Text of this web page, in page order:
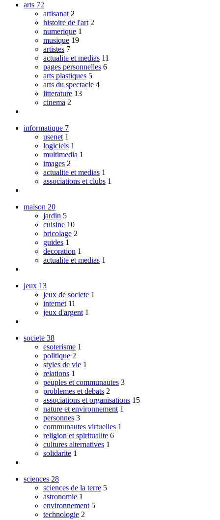
arts 72
artisanat 2
histoire de l'art 2
numerique 1
musique 19
artistes 7
actualite et medias 11
pages personnelles 6
arts plastiques 5
arts du spectacle 4
litterature 13
cinema 2
informatique 7
usenet 1
logiciels 1
multimedia 1
images 2
actualite et medias 1
associations et clubs 1
maison 20
jardin 5
cuisine 10
bricolage 2
guides 1
decoration 1
actualite et medias 1
jeux 13
jeux de societe 1
internet 11
jeux d'argent 1
societe 38
esoterisme 1
politique 2
styles de vie 1
relations 1
peuples et communautes 3
problemes et debats 2
associations et organisations 15
nature et environnement 1
personnes 3
communautes virtuelles 1
religion et spiritualite 6
cultures alternatives 1
solidarite 1
sciences 28
sciences de la terre 5
astronomie 1
environnement 5
technologie 2